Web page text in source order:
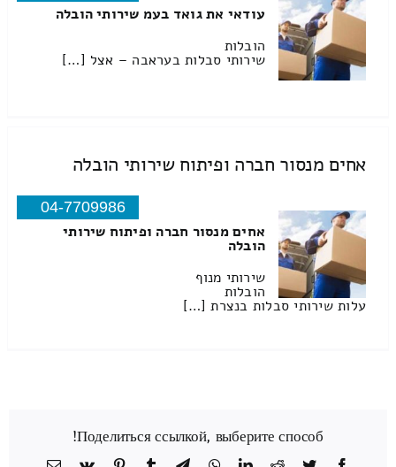
עודאי את גואד בעמ שירותי הובלה
הובלות
שירותי סבלות בעראבה – אצל […]
אחים מנסור חברה ופיתוח שירותי הובלה
04-7709986
אחים מנסור חברה ופיתוח שירותי
הובלה
שירותי מנוף
הובלות
עלות שירותי סבלות בנצרת […]
Поделиться ссылкой, выберите способ!
Facebook
Twitter
Reddit
LinkedIn
WhatsApp
Telegram
Tumblr
Pinterest
Vk כתובת